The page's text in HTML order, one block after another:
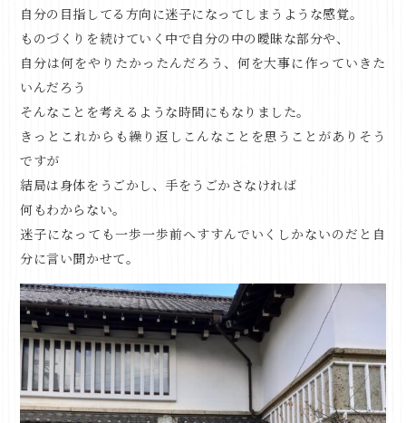
自分の目指してる方向に迷子になってしまうような感覚。
ものづくりを続けていく中で自分の中の曖昧な部分や、
自分は何をやりたかったんだろう、何を大事に作っていきた
いんだろう
そんなことを考えるような時間にもなりました。
きっとこれからも繰り返しこんなことを思うことがありそう
ですが
結局は身体をうごかし、手をうごかさなければ
何もわからない。
迷子になっても一歩一歩前へすすんでいくしかないのだと自
分に言い聞かせて。